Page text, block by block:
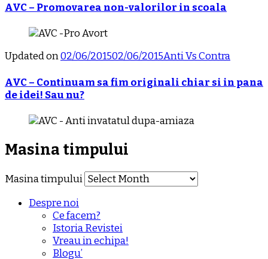
AVC – Promovarea non-valorilor in scoala
Updated on02/06/201502/06/2015Anti Vs Contra
AVC – Continuam sa fim originali chiar si in pana
de idei! Sau nu?
Masina timpului
Masina timpului
Despre noi
Ce facem?
Istoria Revistei
Vreau in echipa!
Blogu’